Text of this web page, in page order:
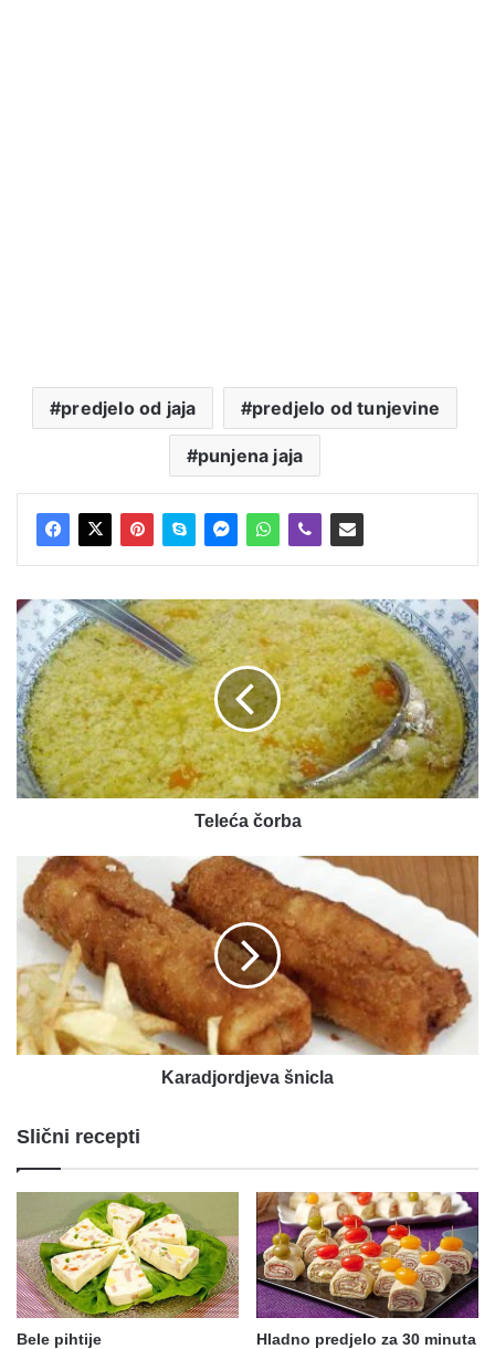
predjelo od jaja predjelo od tunjevine
punjena jaja
Teleća
čorba
Teleća čorba
Karadjordjeva
šnicla
Karadjordjeva šnicla
Slični recepti
Bele pihtije Hladno predjelo za 30 minuta